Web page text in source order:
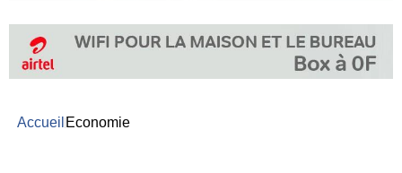
Accueil Economie